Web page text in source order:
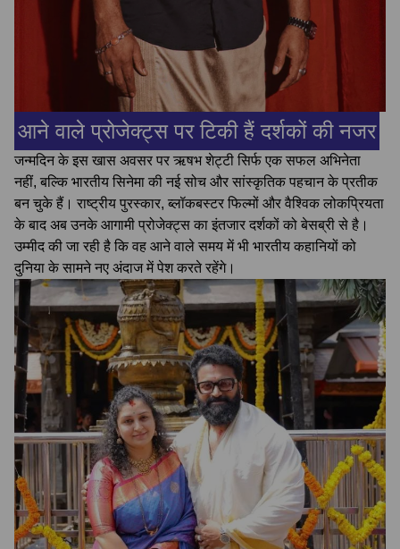
आने वाले प्रोजेक्ट्स पर टिकी हैं दर्शकों की नजर
जन्मदिन के इस खास अवसर पर ऋषभ शेट्टी सिर्फ एक सफल अभिनेता
नहीं, बल्कि भारतीय सिनेमा की नई सोच और सांस्कृतिक पहचान के प्रतीक
बन चुके हैं। राष्ट्रीय पुरस्कार, ब्लॉकबस्टर फिल्मों और वैश्विक लोकप्रियता
के बाद अब उनके आगामी प्रोजेक्ट्स का इंतजार दर्शकों को बेसब्री से है।
उम्मीद की जा रही है कि वह आने वाले समय में भी भारतीय कहानियों को
दुनिया के सामने नए अंदाज में पेश करते रहेंगे।